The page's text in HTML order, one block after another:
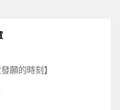
願的時刻】